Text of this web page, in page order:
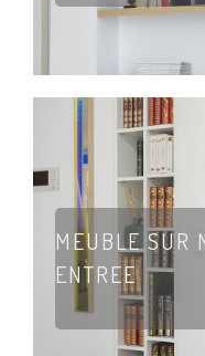
MEUBLE SUR
ENTREE